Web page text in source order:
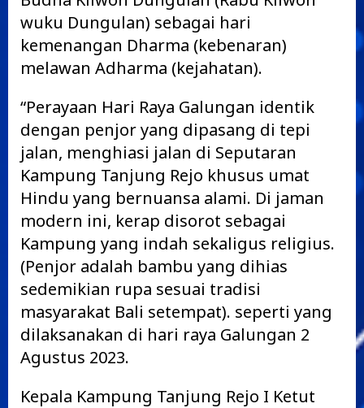
wuku Dungulan) sebagai hari
kemenangan Dharma (kebenaran)
melawan Adharma (kejahatan).
“Perayaan Hari Raya Galungan identik
dengan penjor yang dipasang di tepi
jalan, menghiasi jalan di Seputaran
Kampung Tanjung Rejo khusus umat
Hindu yang bernuansa alami. Di jaman
modern ini, kerap disorot sebagai
Kampung yang indah sekaligus religius.
(Penjor adalah bambu yang dihias
sedemikian rupa sesuai tradisi
masyarakat Bali setempat). seperti yang
dilaksanakan di hari raya Galungan 2
Agustus 2023.
Kepala Kampung Tanjung Rejo I Ketut